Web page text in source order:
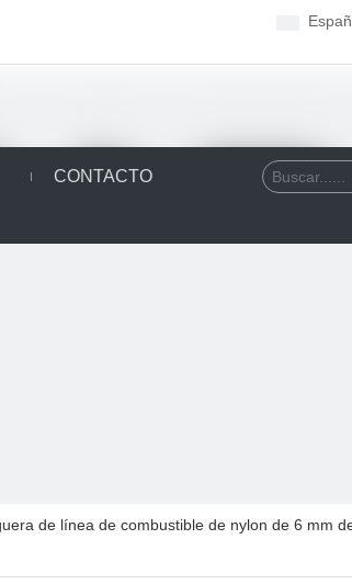
CONTACTO
de línea de combustible de nylon de 6 mm